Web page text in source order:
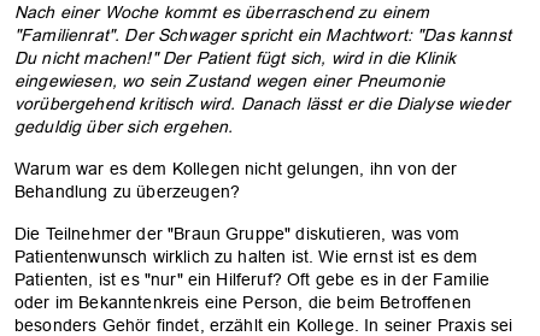
Nach einer Woche kommt es überraschend zu einem
"Familienrat". Der Schwager spricht ein Machtwort: "Das kannst
Du nicht machen!" Der Patient fügt sich, wird in die Klinik
eingewiesen, wo sein Zustand wegen einer Pneumonie
vorübergehend kritisch wird. Danach lässt er die Dialyse wieder
geduldig über sich ergehen.
Warum war es dem Kollegen nicht gelungen, ihn von der
Behandlung zu überzeugen?
Die Teilnehmer der "Braun Gruppe" diskutieren, was vom
Patientenwunsch wirklich zu halten ist. Wie ernst ist es dem
Patienten, ist es "nur" ein Hilferuf? Oft gebe es in der Familie
oder im Bekanntenkreis eine Person, die beim Betroffenen
besonders Gehör findet, erzählt ein Kollege. In seiner Praxis sei